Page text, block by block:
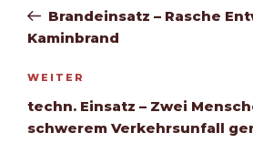
Beitrag
Brandeinsatz – Rasche
Kaminbrand
Nächster
Beitrag
WEITER
techn. Einsatz – Zwei
schwerem Verkehrsunfall